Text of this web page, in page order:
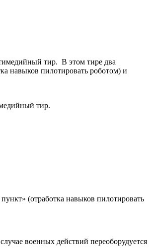
тир. В этом тире два
навыков пилотировать роботом) и
тир.
(отработка навыков пилотировать
военных действий переоборудуется